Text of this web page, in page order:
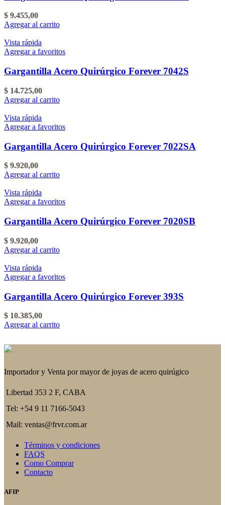
$ 9.455,00
Agregar al carrito
Vista rápida
Agregar a favoritos
Gargantilla Acero Quirúrgico Forever 7042S
$ 14.725,00
Agregar al carrito
Vista rápida
Agregar a favoritos
Gargantilla Acero Quirúrgico Forever 7022SA
$ 9.920,00
Agregar al carrito
Vista rápida
Agregar a favoritos
Gargantilla Acero Quirúrgico Forever 7020SB
$ 9.920,00
Agregar al carrito
Vista rápida
Agregar a favoritos
Gargantilla Acero Quirúrgico Forever 393S
$ 10.385,00
Agregar al carrito
Importador y Venta por mayor de joyas de acero quirúgico
Libertad 353 2 F, CABA
Tel: +54 9 11 7166-5043
Mail: ventas@frvr.com.ar
Términos y condiciones
FAQS
Como Comprar
Contacto
AFIP